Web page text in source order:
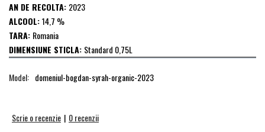
AN DE RECOLTA: 2023
ALCOOL:14,7 %
TARA: Romania
DIMENSIUNE STICLA: Standard 0,75L
Model: domeniul-bogdan-syrah-organic-2023
Scrie o recenzie | 0 recenzii